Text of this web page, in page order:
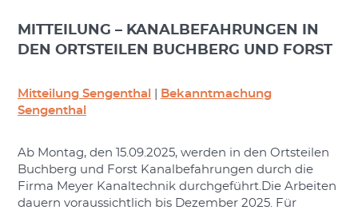
MITTEILUNG – KANALBEFAHRUNGEN IN
DEN ORTSTEILEN BUCHBERG UND FORST
Mitteilung Sengenthal
Bekanntmachung
Sengenthal
Ab Montag, den 15.09.2025, werden in den Ortsteilen
Buchberg und Forst Kanalbefahrungen durch die
Firma Meyer Kanaltechnik durchgeführt.Die Arbeiten
dauern voraussichtlich bis Dezember 2025. Für